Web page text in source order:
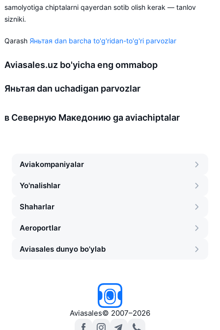
samolyotiga chiptalarni qayerdan sotib olish kerak — tanlov
sizniki.
Qarash Яньтая dan barcha to'g'ridan-to'g'ri parvozlar
Aviasales.uz bo'yicha eng ommabop
Яньтая dan uchadigan parvozlar
в Северную Македонию ga aviachiptalar
Aviakompaniyalar
Yo'nalishlar
Shaharlar
Aeroportlar
Aviasales dunyo bo'ylab
Aviasales© 2007–2026